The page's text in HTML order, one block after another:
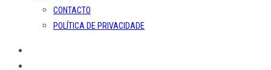
CONTACTO
POLÍTICA DE PRIVACIDADE